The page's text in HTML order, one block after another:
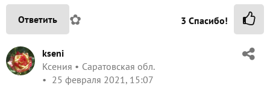
Ответить ✿ 3 Спасибо!
kseni
Ксения
Саратовская обл.
25 февраля 2021, 15:07